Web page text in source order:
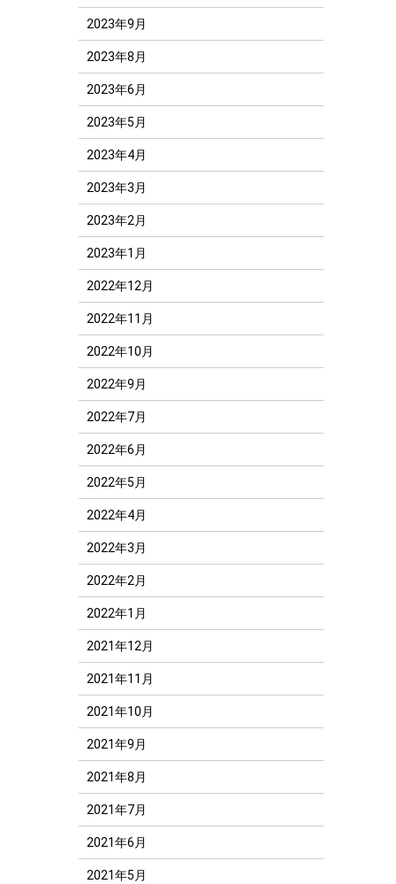
2023年9月
2023年8月
2023年6月
2023年5月
2023年4月
2023年3月
2023年2月
2023年1月
2022年12月
2022年11月
2022年10月
2022年9月
2022年7月
2022年6月
2022年5月
2022年4月
2022年3月
2022年2月
2022年1月
2021年12月
2021年11月
2021年10月
2021年9月
2021年8月
2021年7月
2021年6月
2021年5月